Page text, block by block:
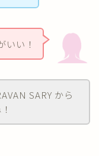
いい！
SARY から